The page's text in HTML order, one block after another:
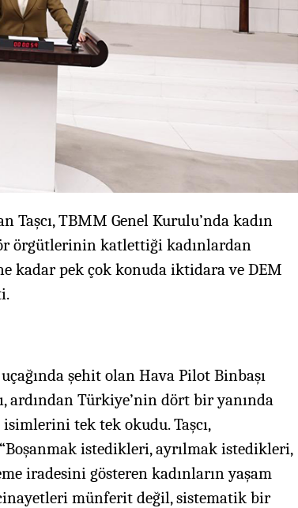
TBMM Genel Kurulu’nda kadın
örgütlerinin katlettiği kadınlardan
kadar pek çok konuda iktidara ve DEM
şehit olan Hava Pilot Binbaşı
ardından Türkiye’nin dört bir yanında
tek tek okudu. Taşcı,
istedikleri, ayrılmak istedikleri,
iradesini gösteren kadınların yaşam
münferit değil, sistematik bir